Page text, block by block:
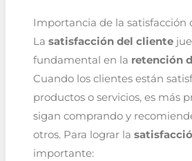
Importancia de la satisfacción
La satisfacción del cliente
fundamental en la retención
Cuando los clientes están
productos o servicios, es más
sigan comprando y
otros. Para lograr la
importante: